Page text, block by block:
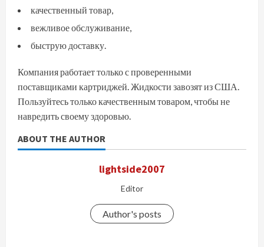
качественный товар,
вежливое обслуживание,
быструю доставку.
Компания работает только с проверенными
поставщиками картриджей. Жидкости завозят из США.
Пользуйтесь только качественным товаром, чтобы не
навредить своему здоровью.
ABOUT THE AUTHOR
lightside2007
Editor
Author's posts